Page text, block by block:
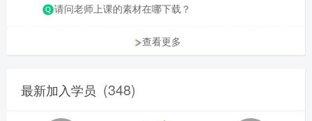
请问老师上课的素材在哪下载？
查看更多
最新加入学员 (348)